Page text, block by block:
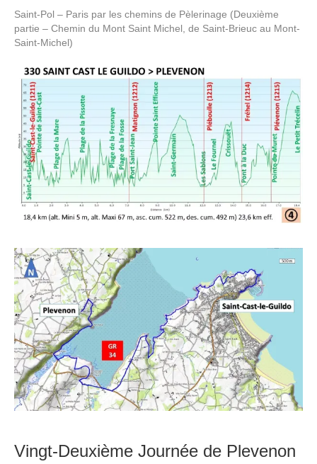
Saint-Pol – Paris par les chemins de Pèlerinage (Deuxième
partie – Chemin du Mont Saint Michel, de Saint-Brieuc au Mont-
Saint-Michel)
Vingt-Deuxième Journée de Plevenon